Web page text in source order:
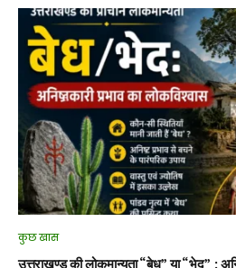
कुछ खास
उत्तराखण्ड की लोकमान्यता “बेध” या “भेद” :